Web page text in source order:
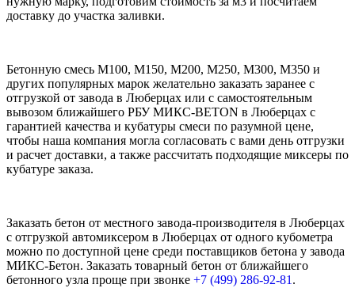
доставку до участка заливки.
Бетонную смесь М100, М150, М200, М250, М300, М350 и
других популярных марок желательно заказать заранее с
отгрузкой от завода в Люберцах или с самостоятельным
вывозом ближайшего РБУ МИКС-BETON в Люберцах с
гарантией качества и кубатуры смеси по разумной цене,
чтобы наша компания могла согласовать с вами день отгрузки
и расчет доставки, а также рассчитать подходящие миксеры по
кубатуре заказа.
Заказать бетон от местного завода-производителя в Люберцах
с отгрузкой автомиксером в Люберцах от одного кубометра
можно по доступной цене среди поставщиков бетона у завода
МИКС-Бетон. Заказать товарный бетон от ближайшего
бетонного узла проще при звонке +7 (499) 286-92-81 .